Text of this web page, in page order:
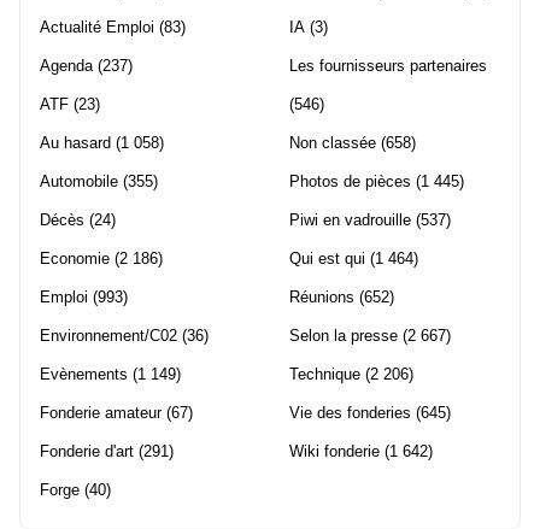
Actualité Emploi (83)
Agenda(237)
ATF (23)
Au hasard (1 058)
Automobile (355)
Décès (24)
Economie (2 186)
Emploi (993)
Environnement/C02 (36)
Evènements (1 149)
Fonderie amateur(67)
Fonderie d'art (291)
Forge (40)
IA (3)
Les fournisseurs partenaires
(546)
Non classée (658)
Photos de pièces (1 445)
Piwi en vadrouille (537)
Qui est qui (1 464)
Réunions (652)
Selon la presse (2 667)
Technique (2 206)
Vie des fonderies (645)
Wiki fonderie (1 642)